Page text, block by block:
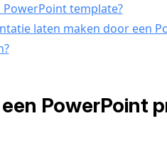
template?
laten maken door een
PowerPoint